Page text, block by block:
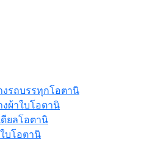
รถบรรทุกโอตานิ
ผ้าใบโอตานิ
ดียลโอตานิ
บโอตานิ